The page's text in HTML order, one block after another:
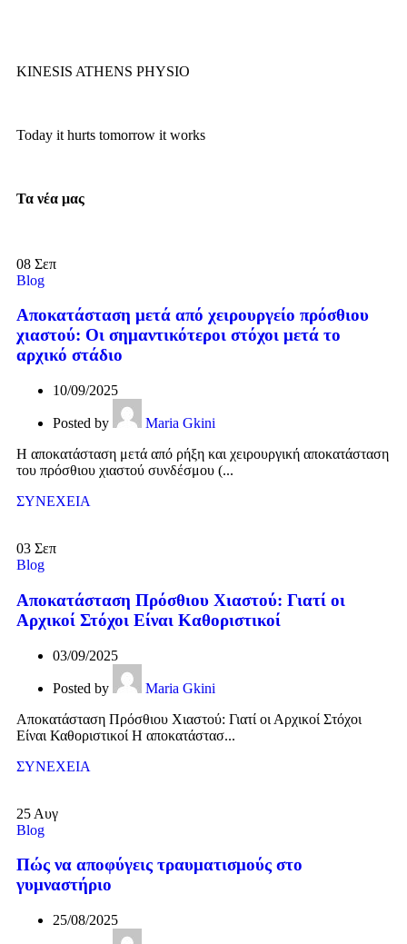
KINESIS ATHENS PHYSIO
Today it hurts tomorrow it works
Τα νέα μας
08 Σεπ
Blog
Αποκατάσταση μετά από χειρουργείο πρόσθιου
χιαστού: Οι σημαντικότεροι στόχοι μετά το
αρχικό στάδιο
10/09/2025
Posted by
Maria Gkini
Η αποκατάσταση μετά από ρήξη και χειρουργική αποκατάσταση
του πρόσθιου χιαστού συνδέσμου (...
ΣΥΝΕΧΕΙΑ
03 Σεπ
Blog
Αποκατάσταση Πρόσθιου Χιαστού: Γιατί οι
Αρχικοί Στόχοι Είναι Καθοριστικοί
03/09/2025
Posted by
Maria Gkini
Αποκατάσταση Πρόσθιου Χιαστού: Γιατί οι Αρχικοί Στόχοι
Είναι Καθοριστικοί Η αποκατάστασ...
ΣΥΝΕΧΕΙΑ
25 Αυγ
Blog
Πώς να αποφύγεις τραυματισμούς στο
γυμναστήριο
25/08/2025